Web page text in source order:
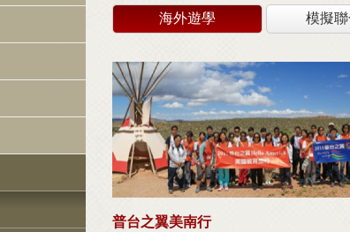
海外遊學 模擬聯
普台之翼美南行